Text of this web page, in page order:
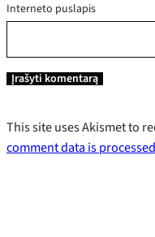
Interneto puslapis
This site uses Akismet to
comment data is